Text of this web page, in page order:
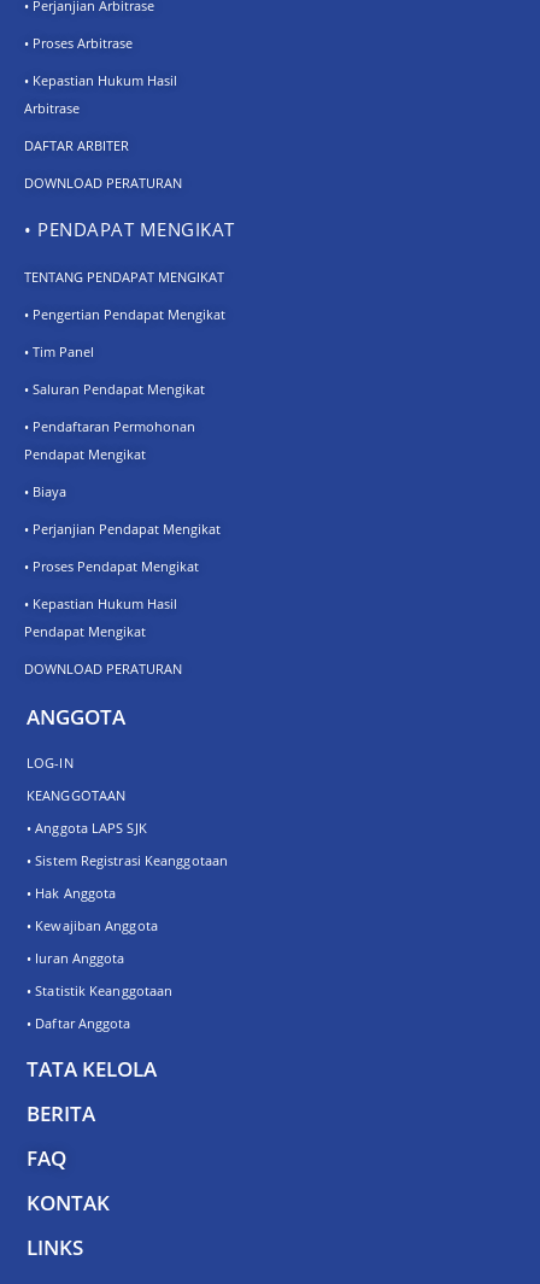
• Perjanjian Arbitrase
• Proses Arbitrase
• Kepastian Hukum Hasil
Arbitrase
DAFTAR ARBITER
DOWNLOAD PERATURAN
• PENDAPAT MENGIKAT
TENTANG PENDAPAT MENGIKAT
• Pengertian Pendapat Mengikat
• Tim Panel
• Saluran Pendapat Mengikat
• Pendaftaran Permohonan
Pendapat Mengikat
• Biaya
• Perjanjian Pendapat Mengikat
• Proses Pendapat Mengikat
• Kepastian Hukum Hasil
Pendapat Mengikat
DOWNLOAD PERATURAN
ANGGOTA
LOG-IN
KEANGGOTAAN
• Anggota LAPS SJK
• Sistem Registrasi Keanggotaan
• Hak Anggota
• Kewajiban Anggota
• Iuran Anggota
• Statistik Keanggotaan
• Daftar Anggota
TATA KELOLA
BERITA
FAQ
KONTAK
LINKS